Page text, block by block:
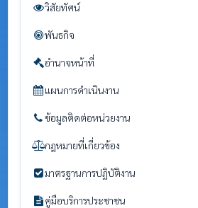
วิสัยทัศน์
พันธกิจ
อำนาจหน้าที่
แผนการดำเนินงาน
ข้อมูลติดต่อหน่วยงาน
กฎหมายที่เกี่ยวข้อง
มาตรฐานการปฏิบัติงาน
คู่มือบริการประชาชน